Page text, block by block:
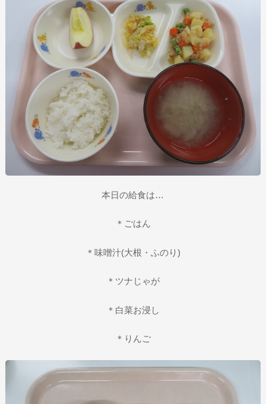
本日の給食は…
＊ごはん
＊味噌汁(大根・ふのり)
＊ツナじゃが
＊白菜お浸し
＊りんご